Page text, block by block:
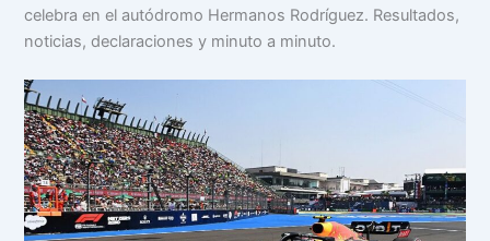
celebra en el autódromo Hermanos Rodríguez. Resultados,
noticias, declaraciones y minuto a minuto.